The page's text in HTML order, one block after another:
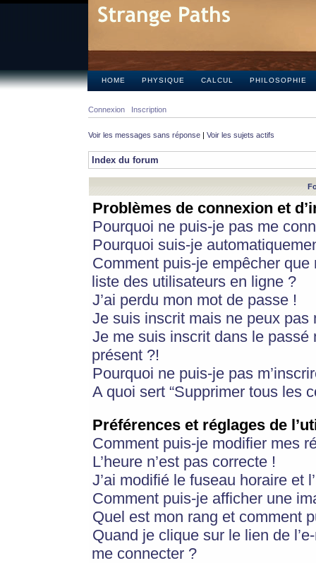
HOME PHYSIQUE CALCUL PHILOSOPHIE
Connexion Inscription
Voir les messages sans réponse | Voir les sujets actifs
Index du forum
Problèmes de connexion et
Pourquoi ne puis-je pas me
Pourquoi suis-je
Comment puis-je empêcher
liste des utilisateurs en ligne ?
J’ai perdu mon mot de passe !
Je suis inscrit mais ne peux pas
Je me suis inscrit dans le
présent ?!
Pourquoi ne puis-je pas
A quoi sert “Supprimer tous les
Préférences et réglages de
Comment puis-je modifier mes
L’heure n’est pas correcte !
J’ai modifié le fuseau horaire et
Comment puis-je afficher une
Quel est mon rang et comment
Quand je clique sur le lien de
me connecter ?